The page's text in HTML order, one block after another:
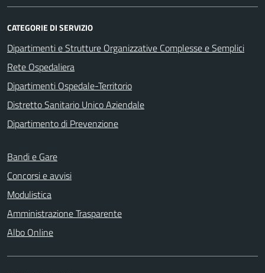
CATEGORIE DI SERVIZIO
Dipartimenti e Strutture Organizzative Complesse e Semplici
Rete Ospedaliera
Dipartimenti Ospedale-Territorio
Distretto Sanitario Unico Aziendale
Dipartimento di Prevenzione
Bandi e Gare
Concorsi e avvisi
Modulistica
Amministrazione Trasparente
Albo Online